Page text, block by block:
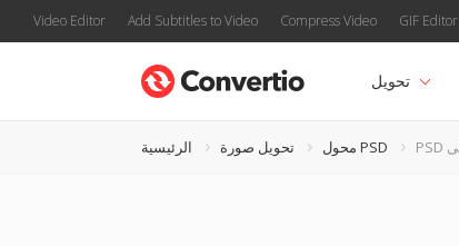
Video Editor Add Subtitles to Video Compress Video GIF Editor
تحويل
الرئيسية تحويل صورة محول PSD